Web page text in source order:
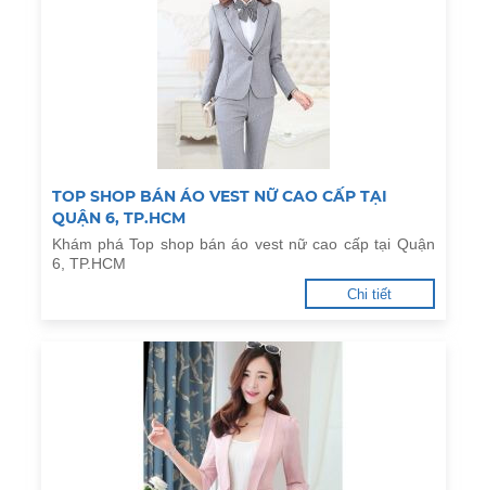
TOP SHOP BÁN ÁO VEST NỮ CAO CẤP TẠI
QUẬN 6, TP.HCM
Khám phá Top shop bán áo vest nữ cao cấp tại Quận
6, TP.HCM
Chi tiết